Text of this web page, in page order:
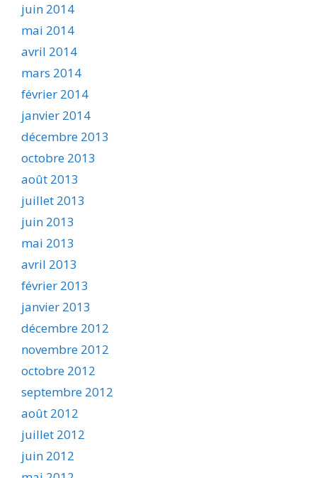
juin 2014
mai 2014
avril 2014
mars 2014
février 2014
janvier 2014
décembre 2013
octobre 2013
août 2013
juillet 2013
juin 2013
mai 2013
avril 2013
février 2013
janvier 2013
décembre 2012
novembre 2012
octobre 2012
septembre 2012
août 2012
juillet 2012
juin 2012